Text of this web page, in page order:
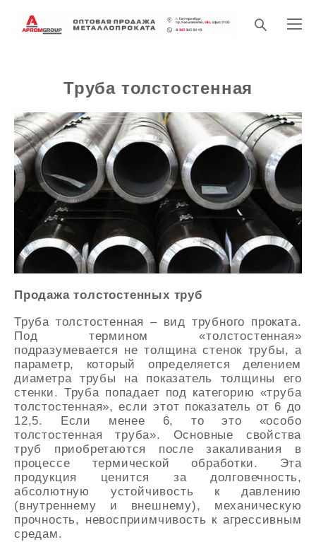
Труба толстостенная
Продажа толстостенных труб
Труба толстостенная – вид трубного проката.
Под термином «толстостенная»
подразумевается не толщина стенок трубы, а
параметр, который определяется делением
диаметра трубы на показатель толщины его
стенки. Труба попадает под категорию «труба
толстостенная», если этот показатель от 6 до
12,5. Если менее 6, то это «особо
толстостенная труба». Основные свойства
труб приобретаются после закаливания в
процессе термической обработки. Эта
продукция ценится за долговечность,
абсолютную устойчивость к давлению
(внутреннему и внешнему), механическую
прочность, невосприимчивость к агрессивным
средам.